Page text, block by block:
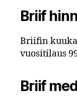
Briif
Briifin
vuositilaus
Briif